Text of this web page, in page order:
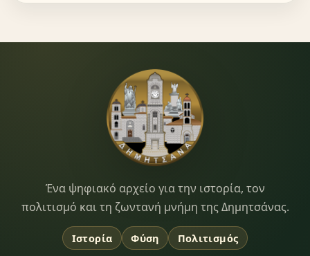
Dimitsana.gr
Ένα ψηφιακό αρχείο για την ιστορία, τον
πολιτισμό και τη ζωντανή μνήμη της Δημητσάνας.
Ιστορία Φύση Πολιτισμός